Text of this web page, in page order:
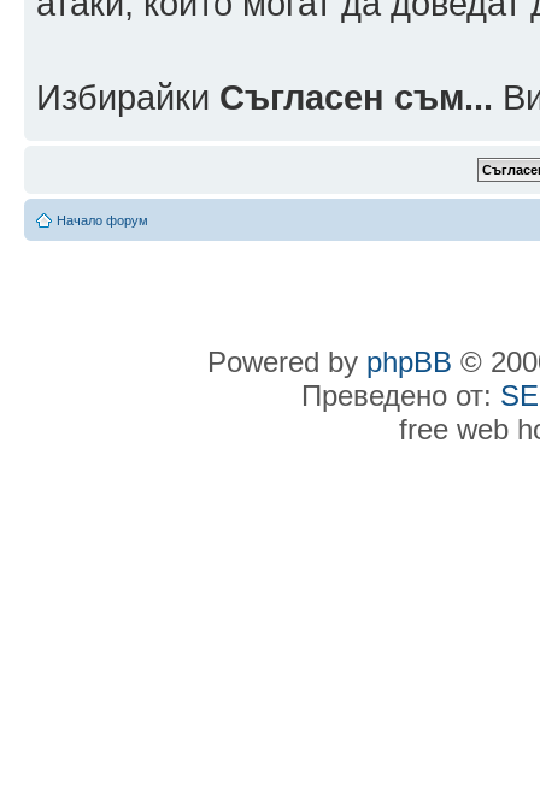
Избирайки Съгласен съм...
Начало форум
Powered by phpBB ©
Преведено от:
free web